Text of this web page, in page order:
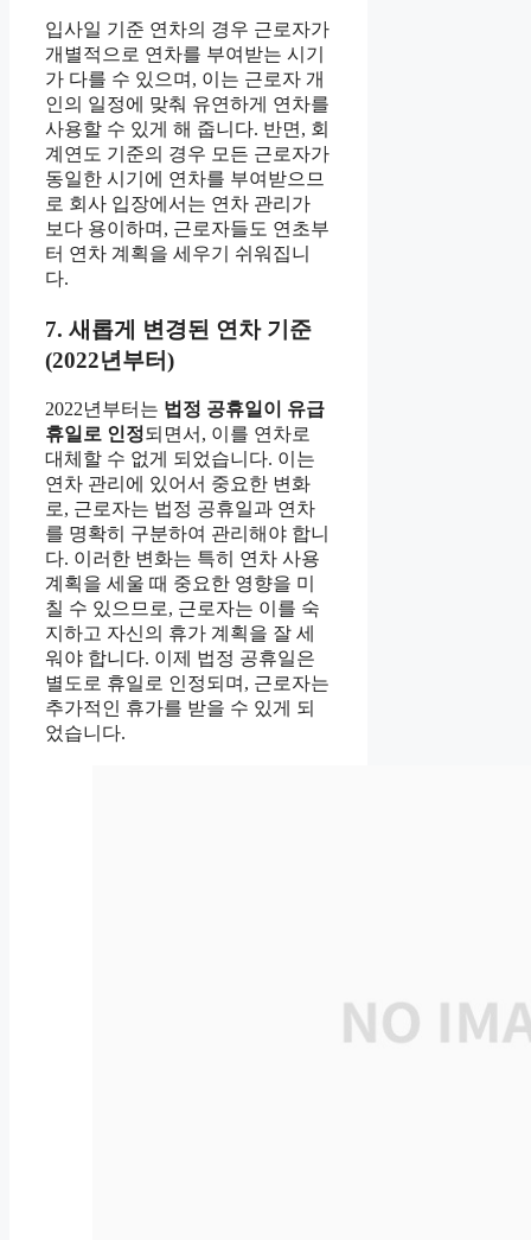
입사일 기준 연차의 경우 근로자가
개별적으로 연차를 부여받는 시기
가 다를 수 있으며, 이는 근로자 개
인의 일정에 맞춰 유연하게 연차를
사용할 수 있게 해 줍니다. 반면, 회
계연도 기준의 경우 모든 근로자가
동일한 시기에 연차를 부여받으므
로 회사 입장에서는 연차 관리가
보다 용이하며, 근로자들도 연초부
터 연차 계획을 세우기 쉬워집니
다.
7. 새롭게 변경된 연차 기준
(2022년부터)
2022년부터는 법정 공휴일이 유급
휴일로 인정되면서, 이를 연차로
대체할 수 없게 되었습니다. 이는
연차 관리에 있어서 중요한 변화
로, 근로자는 법정 공휴일과 연차
를 명확히 구분하여 관리해야 합니
다. 이러한 변화는 특히 연차 사용
계획을 세울 때 중요한 영향을 미
칠 수 있으므로, 근로자는 이를 숙
지하고 자신의 휴가 계획을 잘 세
워야 합니다. 이제 법정 공휴일은
별도로 휴일로 인정되며, 근로자는
추가적인 휴가를 받을 수 있게 되
었습니다.